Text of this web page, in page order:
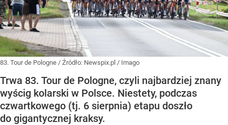
83. Tour de Pologne / Źródło: Newspix.pl / Imago
Trwa 83. Tour de Pologne, czyli najbardziej znany
wyścig kolarski w Polsce. Niestety, podczas
czwartkowego (tj. 6 sierpnia) etapu doszło
do gigantycznej kraksy.